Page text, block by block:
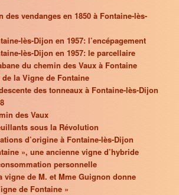
vendanges en 1850 à Fontaine-lès-
lès-Dijon en 1957: l’encépagement
lès-Dijon en 1957: le parcellaire
du chemin des Vaux à Fontaine
de la Vigne de Fontaine
des tonneaux à Fontaine-lès-Dijon
des Vaux
sous la Révolution
d’origine à Fontaine-lès-Dijon
», une ancienne vigne d’hybride
personnelle
vigne de M. et Mme Guignon donne
de Fontaine »